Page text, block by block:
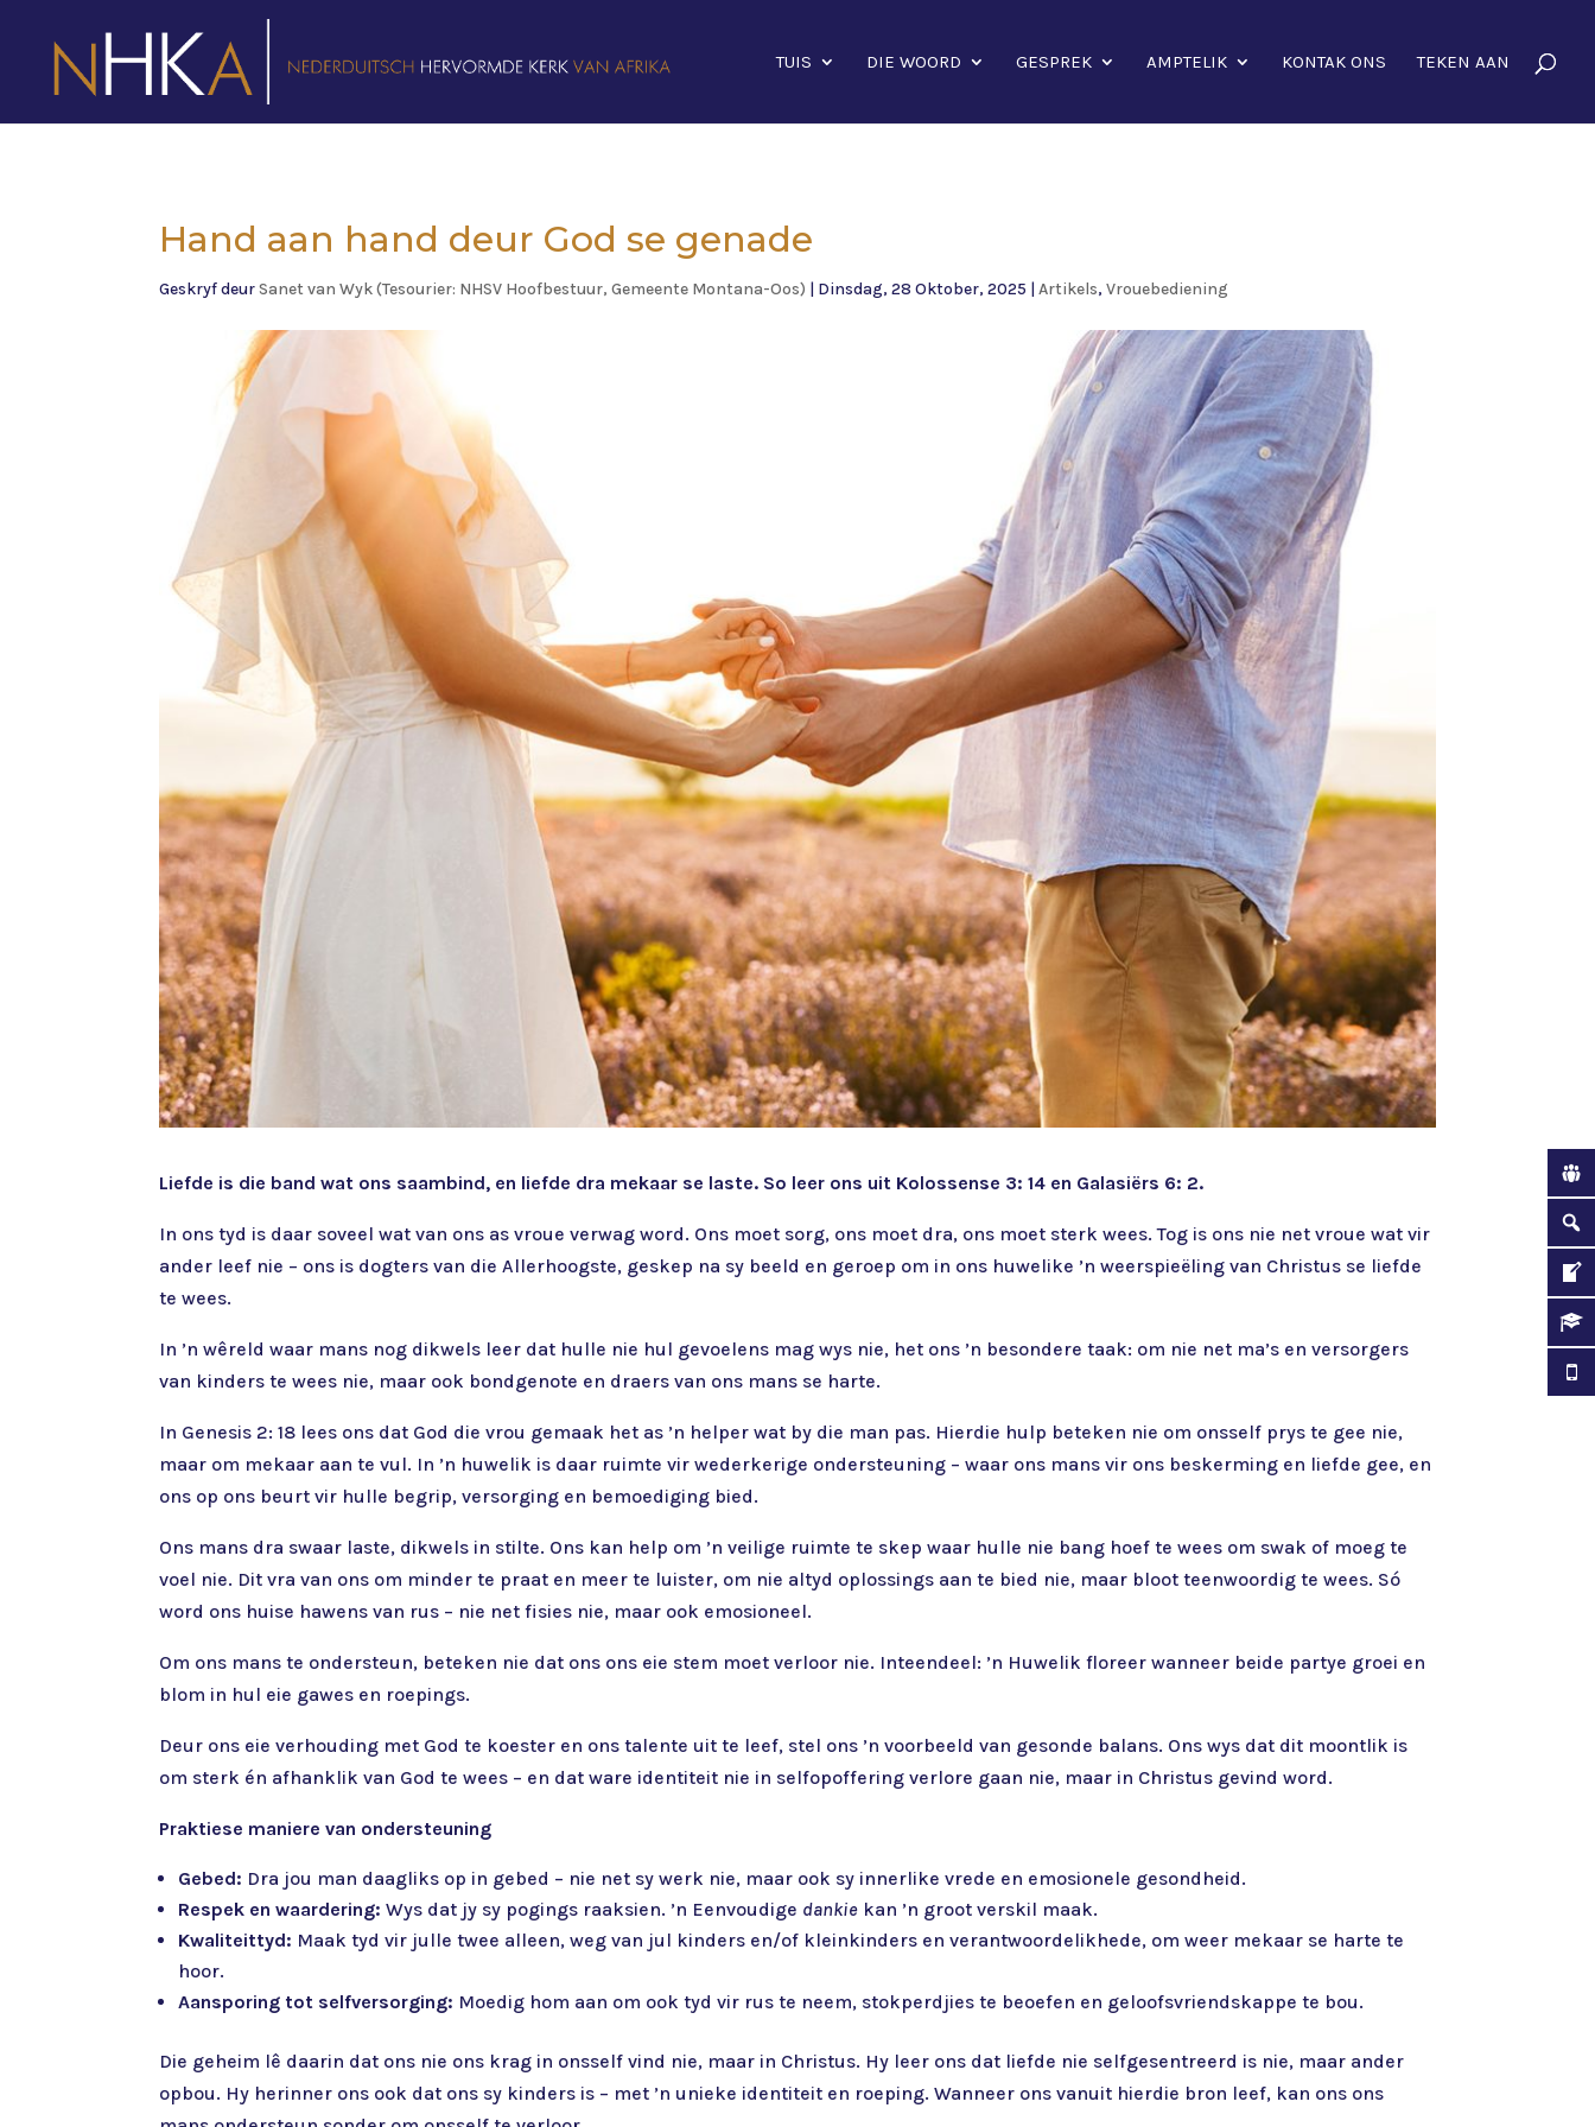
TUIS DIE WOORD GESPREK AMPTELIK KONTAK ONS TEKEN AAN
Hand aan hand deur God se genade
Geskryf deurSanet van Wyk (Tesourier: NHSV Hoofbestuur, Gemeente Montana-Oos) | Dinsdag, 28 Oktober, 2025 |Artikels,Vrouebediening
Liefde is die band wat ons saambind, en liefde dra mekaar se laste. So leer ons uit Kolossense 3: 14 en Galasiërs 6: 2.
In ons tyd is daar soveel wat van ons as vroue verwag word. Ons moet sorg, ons moet dra, ons moet sterk wees. Tog is ons nie net vroue wat vir
ander leef nie – ons is dogters van die Allerhoogste, geskep na sy beeld en geroep om in ons huwelike ’n weerspieëling van Christus se liefde
te wees.
In ’n wêreld waar mans nog dikwels leer dat hulle nie hul gevoelens mag wys nie, het ons ’n besondere taak: om nie net ma’s en versorgers
van kinders te wees nie, maar ook bondgenote en draers van ons mans se harte.
In Genesis 2: 18 lees ons dat God die vrou gemaak het as ’n helper wat by die man pas. Hierdie hulp beteken nie om onsself prys te gee nie,
maar om mekaar aan te vul. In ’n huwelik is daar ruimte vir wederkerige ondersteuning – waar ons mans vir ons beskerming en liefde gee, en
ons op ons beurt vir hulle begrip, versorging en bemoediging bied.
Ons mans dra swaar laste, dikwels in stilte. Ons kan help om ’n veilige ruimte te skep waar hulle nie bang hoef te wees om swak of moeg te
voel nie. Dit vra van ons om minder te praat en meer te luister, om nie altyd oplossings aan te bied nie, maar bloot teenwoordig te wees. Só
word ons huise hawens van rus – nie net fisies nie, maar ook emosioneel.
Om ons mans te ondersteun, beteken nie dat ons ons eie stem moet verloor nie. Inteendeel: ’n Huwelik floreer wanneer beide partye groei en
blom in hul eie gawes en roepings.
Deur ons eie verhouding met God te koester en ons talente uit te leef, stel ons ’n voorbeeld van gesonde balans. Ons wys dat dit moontlik is
om sterk én afhanklik van God te wees – en dat ware identiteit nie in selfopoffering verlore gaan nie, maar in Christus gevind word.
Praktiese maniere van ondersteuning
Gebed: Dra jou man daagliks op in gebed – nie net sy werk nie, maar ook sy innerlike vrede en emosionele gesondheid.
Respek en waardering: Wys dat jy sy pogings raaksien. ’n Eenvoudige dankie kan ’n groot verskil maak.
Kwaliteittyd: Maak tyd vir julle twee alleen, weg van jul kinders en/of kleinkinders en verantwoordelikhede, om weer mekaar se harte te
hoor.
Aansporing tot selfversorging: Moedig hom aan om ook tyd vir rus te neem, stokperdjies te beoefen en geloofsvriendskappe te bou.
Die geheim lê daarin dat ons nie ons krag in onsself vind nie, maar in Christus. Hy leer ons dat liefde nie selfgesentreerd is nie, maar ander
opbou. Hy herinner ons ook dat ons sy kinders is – met ’n unieke identiteit en roeping. Wanneer ons vanuit hierdie bron leef, kan ons ons